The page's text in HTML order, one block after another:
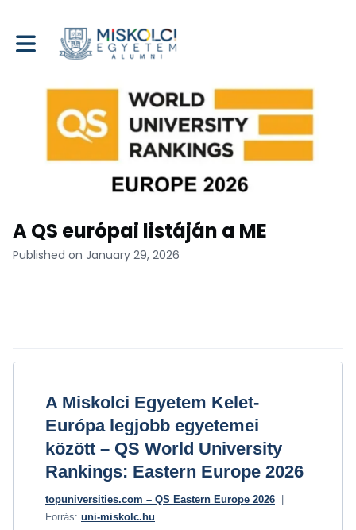
Toggle main navigation
A QS európai listáján a ME
Published on January 29, 2026
A Miskolci Egyetem Kelet-
Európa legjobb egyetemei
között – QS World University
Rankings: Eastern Europe 2026
topuniversities.com – QS Eastern Europe 2026
Forrás: uni-miskolc.hu